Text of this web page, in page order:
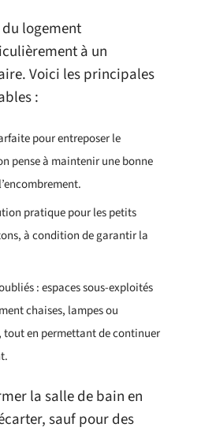
logement
à un
Voici les principales
:
pour entreposer le
pense à maintenir une bonne
pratique pour les petits
à condition de garantir la
: espaces sous-exploités
chaises, lampes ou
tout en permettant de continuer
la salle de bain en
sauf pour des